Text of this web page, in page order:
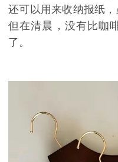
还可以用来收纳报纸，
但在清晨，没有比咖
了。